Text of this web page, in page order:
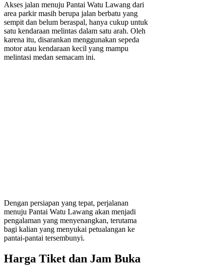
Akses jalan menuju Pantai Watu Lawang dari
area parkir masih berupa jalan berbatu yang
sempit dan belum beraspal, hanya cukup untuk
satu kendaraan melintas dalam satu arah. Oleh
karena itu, disarankan menggunakan sepeda
motor atau kendaraan kecil yang mampu
melintasi medan semacam ini.
Dengan persiapan yang tepat, perjalanan
menuju Pantai Watu Lawang akan menjadi
pengalaman yang menyenangkan, terutama
bagi kalian yang menyukai petualangan ke
pantai-pantai tersembunyi.
Harga Tiket dan Jam Buka